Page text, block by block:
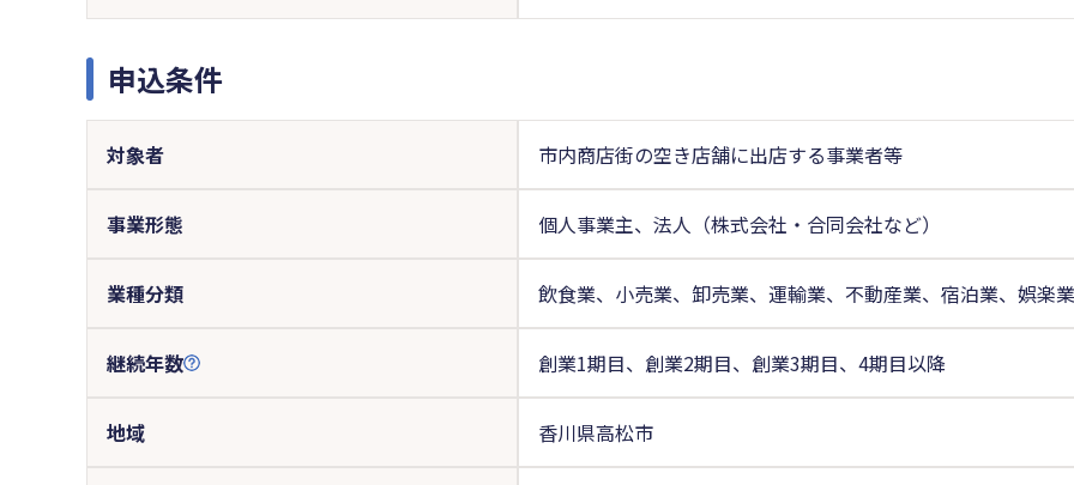
申込条件
対象者 市内商店街の空き店舗に出店する事業者等
事業形態 個人事業主、法人（株式会社・合同会社など）
業種分類 飲食業、小売業、卸売業、運輸業、不動産業、宿泊業、娯楽業
継続年数 創業1期目、創業2期目、創業3期目、4期目以降
地域 香川県高松市